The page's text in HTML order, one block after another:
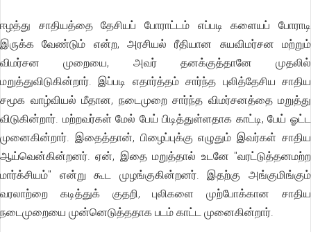
ஈழத்து சாதியத்தை தேசியப் போராட்டம் எப்படி களையப் போராடி
இருக்க வேண்டும் என்ற, அரசியல் ரீதியான சுயவிமர்சன மற்றும்
விமர்சன முறையை, அவர் தனக்குத்தானே முதலில்
மறுத்துவிடுகின்றார். இப்படி எதார்த்தம் சார்ந்த புலித்தேசிய சாதிய
சமூக வாழ்வியல் மீதான, நடைமுறை சார்ந்த விமர்சனத்தை மறுத்து
விடுகின்றார். மற்றவர்கள் மேல் பேய் பிடித்துள்ளதாக காட்டி, பேய் ஓட்ட
முனைகின்றார். இதைத்தான், பிழைப்புக்கு எழுதும் இவர்கள் சாதிய
ஆய்வென்கின்றனர். ஏன், இதை மறுத்தால் உடனே "வரட்டுத்தனமற்ற
மார்க்சியம்" என்று கூட முழங்குகின்றனர். இதற்கு அங்குமிங்கும்
வரலாற்றை கடித்துக் குதறி, புலிகளை முற்போக்கான சாதிய
நடைமுறையை முன்னெடுத்ததாக படம் காட்ட முனைகின்றார்.